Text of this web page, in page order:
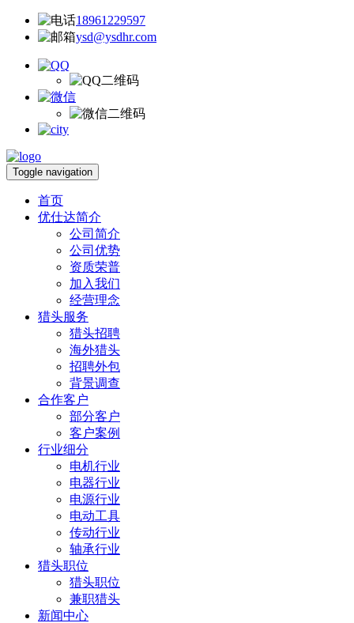
18961229597
ysd@ysdhr.com
Toggle navigation
首页
优仕达简介
公司简介
公司优势
资质荣普
加入我们
经营理念
猎头服务
猎头招聘
海外猎头
招聘外包
背景调查
合作客户
部分客户
客户案例
行业细分
电机行业
电器行业
电源行业
电动工具
传动行业
轴承行业
猎头职位
猎头职位
兼职猎头
新闻中心